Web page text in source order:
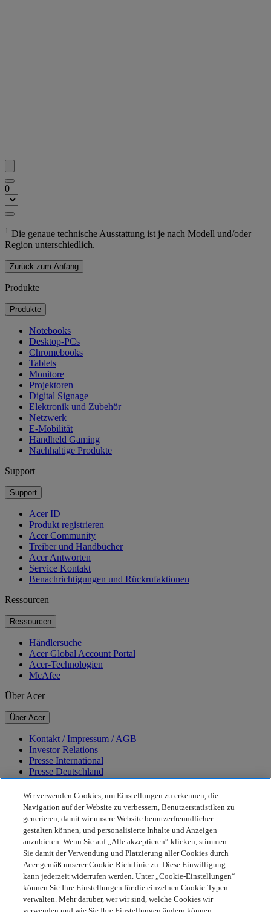
0
1 Die genaue technische Ausstattung ist je nach Modell und/oder
Region unterschiedlich.
Zurück zum Anfang
Produkte
Produkte
Notebooks
Desktop-PCs
Chromebooks
Tablets
Monitore
Projektoren
Digital Signage
Elektronik und Zubehör
Netzwerk
E-Mobilität
Handheld Gaming
Nachhaltige Produkte
Support
Support
Acer ID
Produkt registrieren
Acer Community
Treiber und Handbücher
Acer Antworten
Service Kontakt
Benachrichtigungen und Rückrufaktionen
Ressourcen
Ressourcen
Händlersuche
Acer Global Account Portal
Acer-Technologien
McAfee
Über Acer
Über Acer
Kontakt / Impressum / AGB
Investor Relations
Presse International
Presse Deutschland
Auszeichnungen
Veranstaltungen
Nachhaltigkeit
Nachhaltigkeit
Corporate Social Responsibility
CO2-Bilanz unserer Produkte
Project Humanity
Earthion
Datenschutzrichtlinie
Wir verwenden Cookies, um Einstellungen zu erkennen, die
Navigation auf der Website zu verbessern, Benutzerstatistiken zu
generieren, damit wir unsere Website benutzerfreundlicher
gestalten können, und personalisierte Inhalte und Anzeigen
anzubieten. Wenn Sie auf „Alle akzeptieren“ klicken, stimmen
Sie damit der Verwendung und Platzierung aller Cookies durch
Acer gemäß unserer Cookie-Richtlinie zu. Diese Einwilligung
kann jederzeit widerrufen werden. Unter „Cookie-Einstellungen“
können Sie Ihre Einstellungen für die einzelnen Cookie-Typen
verwalten. Mehr darüber, wer wir sind, welche Cookies wir